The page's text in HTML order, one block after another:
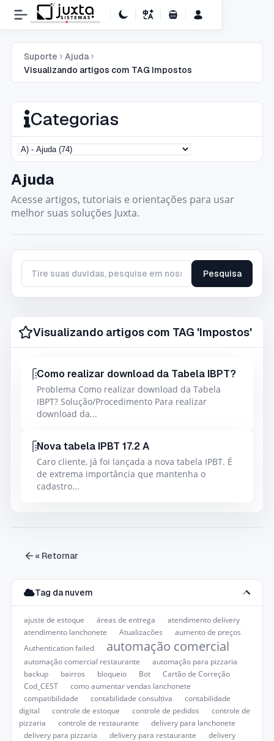
Carrinho de Compras
Suporte
Ajuda
Visualizando artigos com TAG Impostos
Categorias
Ajuda
Acesse artigos, tutoriais e orientações para usar
melhor suas soluções Juxta.
Tire suas duvidas, pesquise em nossa base de conhecimento
Pesquisa
Visualizando artigos com TAG 'Impostos'
Como realizar download da Tabela IBPT?
Problema Como realizar download da Tabela
IBPT? Solução/Procedimento Para realizar
download da...
Nova tabela IPBT 17.2 A
Caro cliente, já foi lançada a nova tabela IPBT. É
de extrema importância que mantenha o
cadastro...
« Retornar
Tag da nuvem
ajuste de estoque áreas de entrega
atendimento delivery
atendimento lanchonete
Atualizações
aumento de preços
Authentication failed
automação comercial
automação comercial restaurante
automação para pizzaria
backup
bairros bloqueio Bot
Cartão de Correção
Cod_CEST
como aumentar vendas lanchonete
compatibilidade
contabilidade consultiva
contabilidade
digital
controle de estoque controle de pedidos
controle de
pizzaria
controle de restaurante
delivery para lanchonete
delivery para pizzaria
delivery para restaurante
delivery